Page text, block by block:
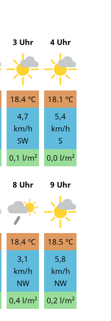
3 Uhr
18.4 °C
4,7
km/h
SW
0,1 l/m²
4 Uhr
18.1 °C
5,4
km/h
S
0,0 l/m²
8 Uhr
18.4 °C
3,1
km/h
NW
0,4 l/m²
9 Uhr
18.5 °C
5,8
km/h
NW
0,2 l/m²